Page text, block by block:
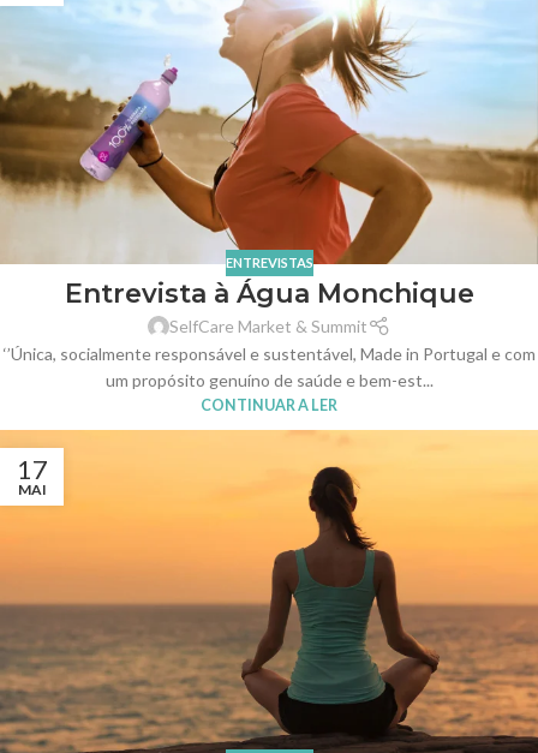
ENTREVISTAS
Entrevista à Água Monchique
SelfCare Market & Summit
‘’Única, socialmente responsável e sustentável, Made in Portugal e com
um propósito genuíno de saúde e bem-est...
CONTINUAR A LER
17
MAI